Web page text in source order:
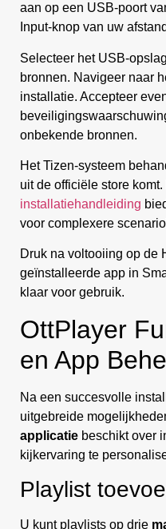
aan op een USB-poort
Input-knop van uw
Selecteer het USB-
bronnen. Navigeer naar
installatie. Accepteer
onbekende bronnen.
Het Tizen-systeem
uit de officiële store
installatiehandleiding
voor complexere
Druk na voltooiing op de
geïnstalleerde app in
klaar voor gebruik.
OttPlayer
en App
Na een succesvolle
uitgebreide
applicatie beschikt over
kijkervaring te
Playlist
U kunt playlists op drie